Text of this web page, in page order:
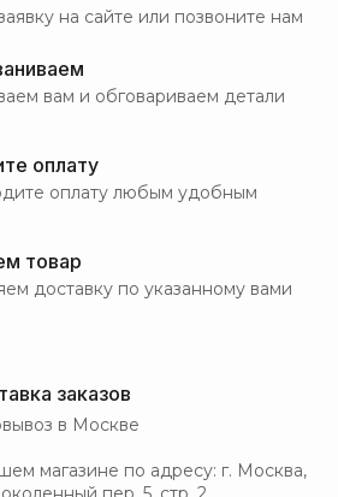
на сайте или позвоните нам
вам и обговариваем детали
оплату
оплату любым удобным
товар
доставку по указанному вами
заказов
в Москве
магазине по адресу: г. Москва,